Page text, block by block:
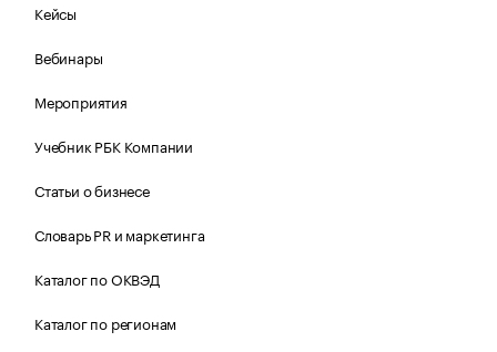
Кейсы
Вебинары
Мероприятия
Учебник РБК Компании
Статьи о бизнесе
Словарь PR и маркетинга
Каталог по ОКВЭД
Каталог по регионам